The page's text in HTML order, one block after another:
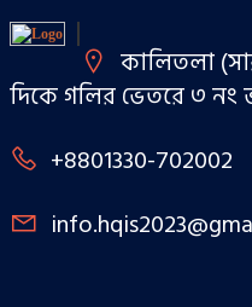
কালিতলা
দিকে গলির ভেতরে ৩ নং
+8801330-702002